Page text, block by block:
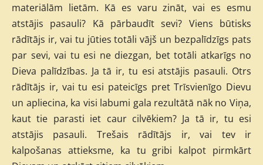
materiālām lietām. Kā es varu zināt, vai es esmu
atstājis pasauli? Kā pārbaudīt sevi? Viens būtisks
rādītājs ir, vai tu jūties totāli vājš un bezpalīdzīgs pats
par sevi, vai tu esi ne diezgan, bet totāli atkarīgs no
Dieva palīdzības. Ja tā ir, tu esi atstājis pasauli. Otrs
rādītājs ir, vai tu esi pateicīgs pret Trīsvienīgo Dievu
un apliecina, ka visi labumi gala rezultātā nāk no Viņa,
kaut tie parasti iet caur cilvēkiem? Ja tā ir, tu esi
atstājis pasauli. Trešais rādītājs ir, vai tev ir
kalpošanas attieksme, ka tu gribi kalpot pirmkārt